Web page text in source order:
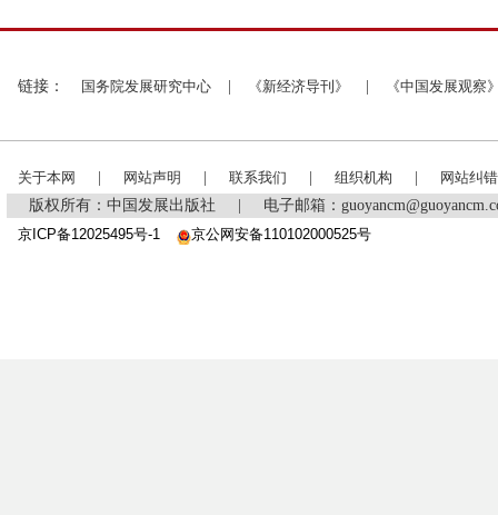
链接： 国务院发展研究中心 《新经济导刊》 《中国发展观察
关于本网 网站声明 联系我们 组织机构
网站纠错
版权所有：中国发展出版社
电子邮箱：
京ICP备12025495号-1
京公网安备110102000525号